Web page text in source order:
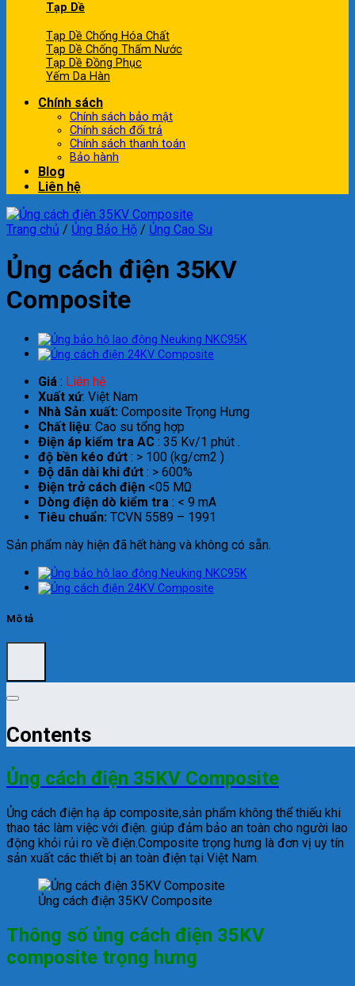
Tạp Dề
Tạp Dề Chống Hóa Chất
Tạp Dề Chống Thấm Nước
Tạp Dề Đồng Phục
Yếm Da Hàn
Chính sách
Chính sách bảo mật
Chính sách đổi trả
Chính sách thanh toán
Bảo hành
Blog
Liên hệ
Trang chủ / Ủng Bảo Hộ / Ủng Cao Su
Ủng cách điện 35KV
Composite
Giá : Liên hệ
Xuất xứ: Việt Nam
Nhà Sản xuất: Composite Trọng Hưng
Chất liệu: Cao su tổng hợp
Điện áp kiểm tra AC : 35 Kv/1 phút .
độ bền kéo đứt : > 100 (kg/cm2 )
Độ dãn dài khi đứt : > 600%
Điện trở cách điện <05 MΩ
Dòng điện dò kiểm tra : < 9 mA
Tiêu chuẩn: TCVN 5589 – 1991
Sản phẩm này hiện đã hết hàng và không có sẵn.
Mô tả
Contents
Ủng cách điện 35KV Composite
Ủng cách điện hạ áp composite,sản phẩm không thể thiếu khi
thao tác làm việc với điện. giúp đảm bảo an toàn cho người lao
động khỏi rủi ro về điện.Composite trọng hưng là đơn vị uy tín
sản xuất các thiết bị an toàn điện tại Việt Nam.
Ủng cách điện 35KV Composite
Thông số ủng cách điện 35KV
composite trọng hưng